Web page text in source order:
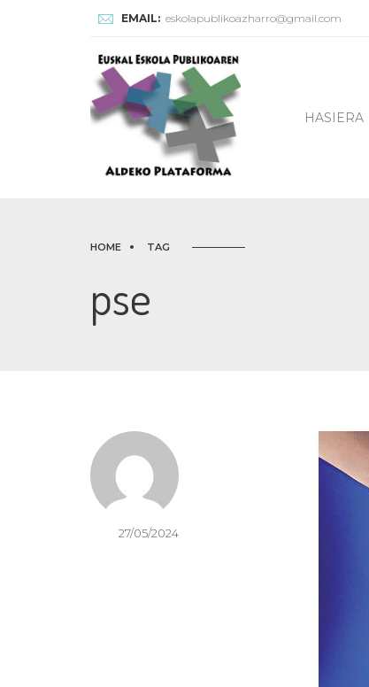
EMAIL: eskolapublikoazharro@gmail.com
HASIERA
HOME TAG
pse
27/05/2024